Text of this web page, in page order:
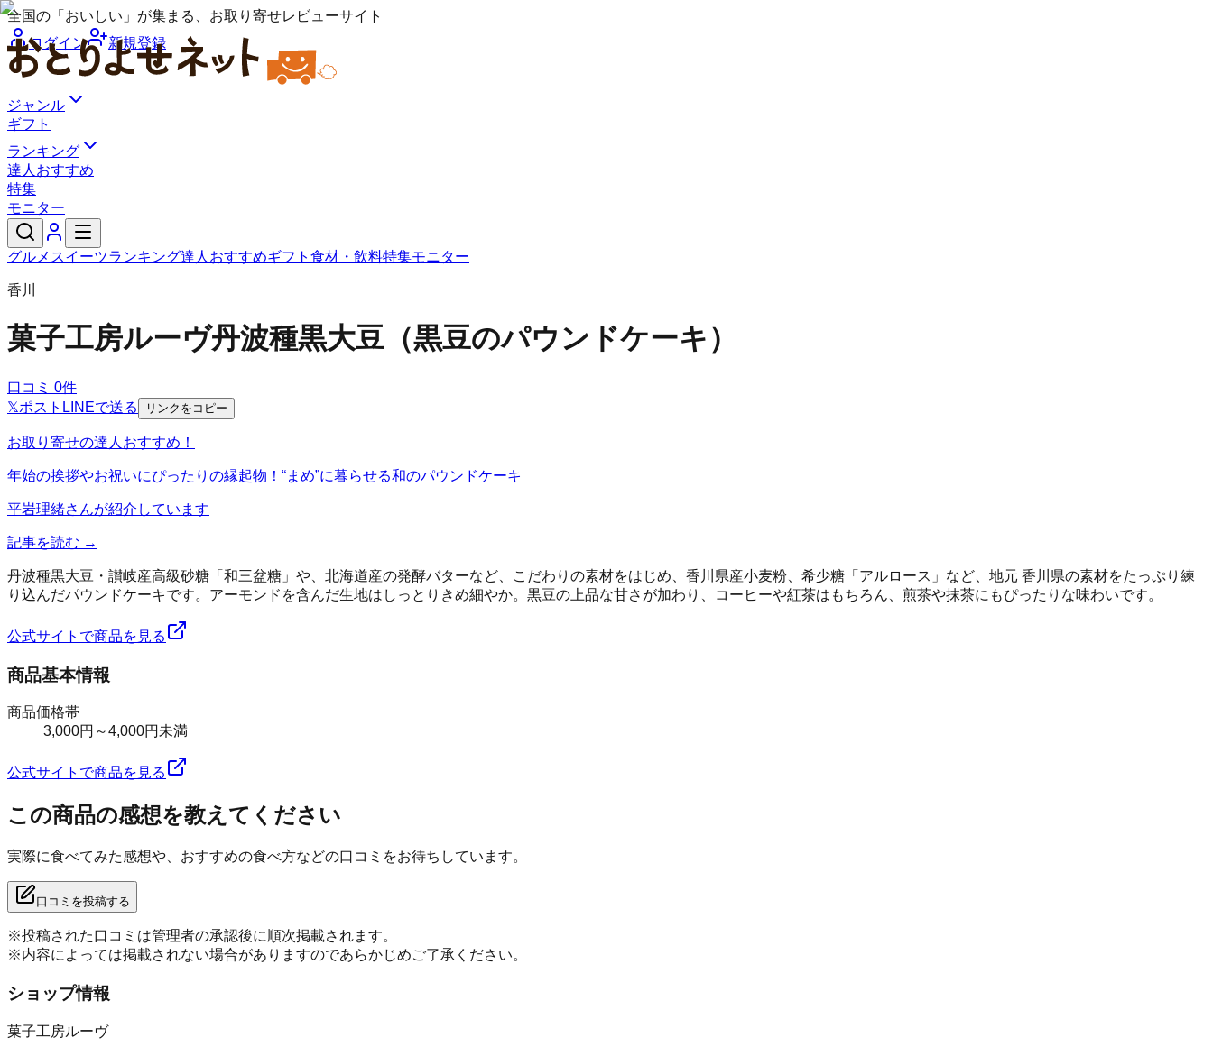
全国の「おいしい」が集まる、お取り寄せレビューサイト
ログイン
新規登録
ジャンル
ギフト
ランキング
達人おすすめ
特集
モニター
グルメ スイーツランキング達人おすすめギフト 食材・飲料特集モニター
香川
菓子工房ルーヴ丹波種黒大豆（黒豆のパウンドケーキ）
口コミ 0件
𝕏ポスト LINEで送る リンクをコピー
お取り寄せの達人おすすめ！
年始の挨拶やお祝いにぴったりの縁起物！“まめ”に暮らせる和のパウンドケーキ
平岩理緒さんが紹介しています
記事を読む →
丹波種黒大豆・讃岐産高級砂糖「和三盆糖」や、北海道産の発酵バターなど、こだわりの素材をはじめ、香川県産小麦粉、希少糖「アルロース」など、地元 香川県の素材をたっぷり練
り込んだパウンドケーキです。アーモンドを含んだ生地はしっとりきめ細やか。黒豆の上品な甘さが加わり、コーヒーや紅茶はもちろん、煎茶や抹茶にもぴったりな味わいです。
公式サイトで商品を見る
商品基本情報
商品価格帯
3,000円～4,000円未満
公式サイトで商品を見る
この商品の感想を教えてください
実際に食べてみた感想や、おすすめの食べ方などの口コミをお待ちしています。
口コミを投稿する
※投稿された口コミは管理者の承認後に順次掲載されます。
※内容によっては掲載されない場合がありますのであらかじめご了承ください。
ショップ情報
菓子工房ルーヴ